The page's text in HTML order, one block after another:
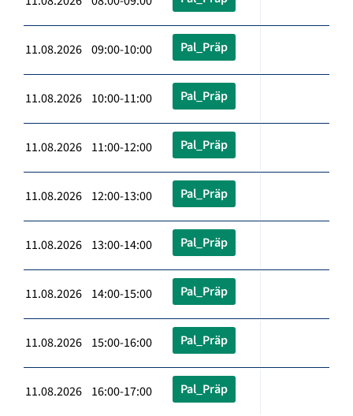
11.08.2026 09:00-10:00 Pal_Präp
11.08.2026 10:00-11:00 Pal_Präp
11.08.2026 11:00-12:00 Pal_Präp
11.08.2026 12:00-13:00 Pal_Präp
11.08.2026 13:00-14:00 Pal_Präp
11.08.2026 14:00-15:00 Pal_Präp
11.08.2026 15:00-16:00 Pal_Präp
11.08.2026 16:00-17:00 Pal_Präp